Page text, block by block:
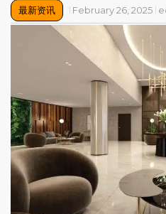
最新资讯 February 26, 2025